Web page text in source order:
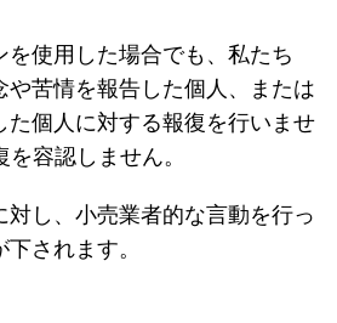
を使用した場合でも、私たち
や苦情を報告した個人、または
た個人に対する報復を行いませ
容認しません。
し、小売業者的な言動を行っ
されます。